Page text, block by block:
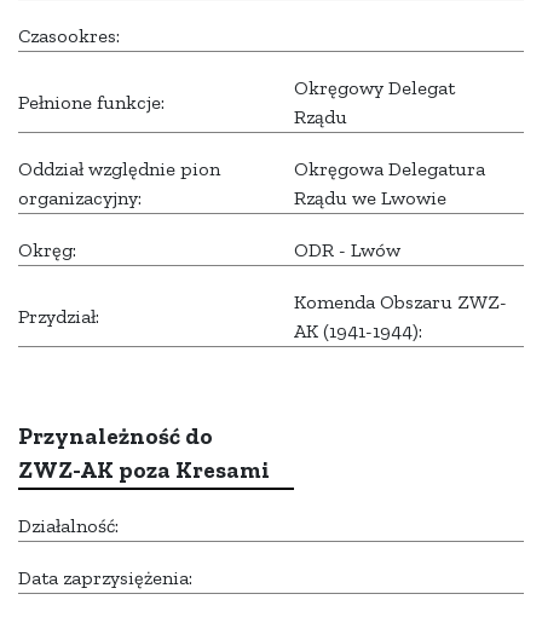
Czasookres:
Pełnione funkcje:
Okręgowy Delegat
Rządu
Oddział względnie pion
organizacyjny:
Okręgowa Delegatura
Rządu we Lwowie
Okręg: ODR - Lwów
Przydział:
Komenda Obszaru ZWZ-
AK (1941-1944):
Przynależność do
ZWZ-AK poza Kresami
Działalność:
Data zaprzysiężenia: